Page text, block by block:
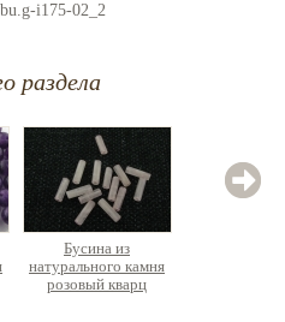
i175-02_2
раздела
Бусина из
натурального камня
розовый кварц